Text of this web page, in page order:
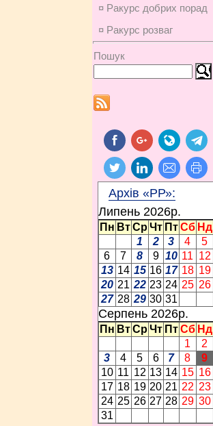
¤ Ракурс добрих порад
¤ Ракурс розваг
Пошук
Архів «РР»:
Липень 2026p.
Пн Вт Ср Чт Пт Сб Нд
1
2 3 4
5
6
7 8 9 10 11 12
13 14 15 16 17 18 19
20 21 22 23 24 25 26
27 28 29 30 31
Серпень 2026p.
Пн Вт Ср Чт Пт Сб Нд
1
2
3
4 5 6 7 8
9
10 11 12 13 14 15 16
17 18 19 20 21 22 23
24 25 26 27 28 29 30
31